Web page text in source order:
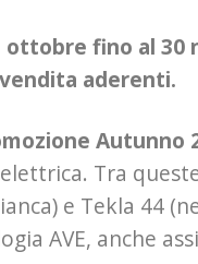
ottobre fino al 30
aderenti.
Autunno
Tra
e Tekla 44
AVE, anche